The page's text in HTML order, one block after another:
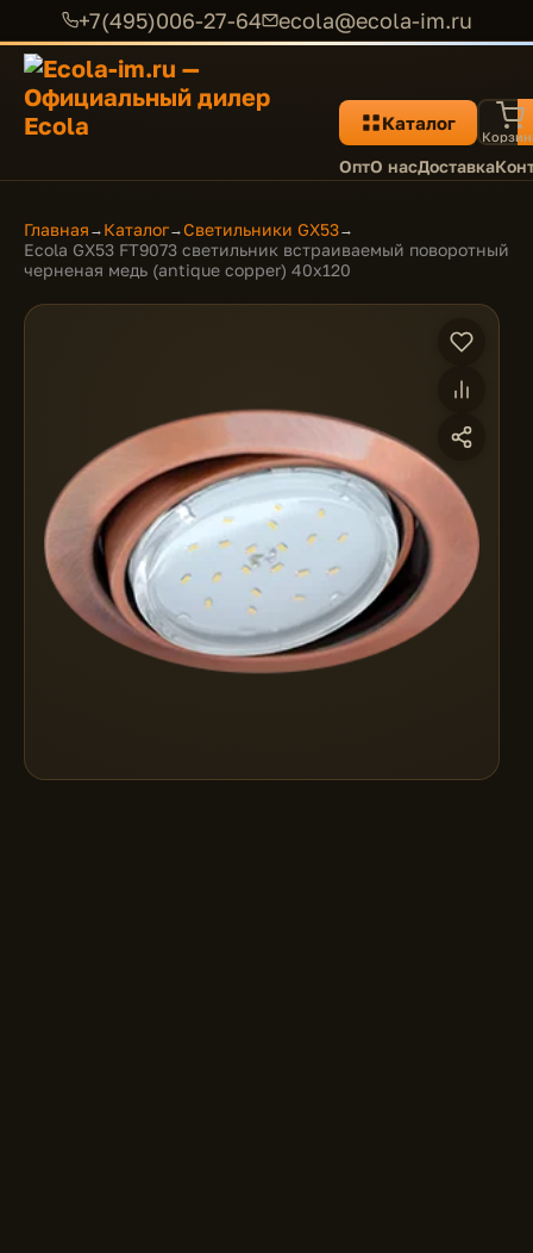
+7(495)006-27-64 ecola@ecola-im.ru
Каталог
ОптО насДоставка
Главная → Каталог→Светильники GX53→
Ecola GX53 FT9073 светильник встраиваемый поворотный
черненая медь (antique copper) 40x120